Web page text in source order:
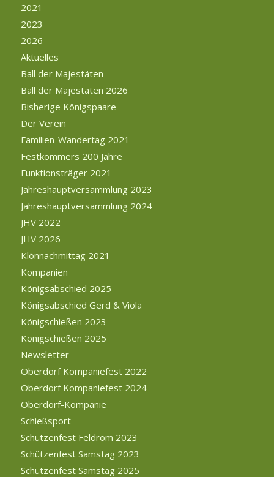
2021
2023
2026
Aktuelles
Ball der Majestäten
Ball der Majestäten 2026
Bisherige Königspaare
Der Verein
Familien-Wandertag 2021
Festkommers 200 Jahre
Funktionsträger 2021
Jahreshauptversammlung 2023
Jahreshauptversammlung 2024
JHV 2022
JHV 2026
Klönnachmittag 2021
Kompanien
Königsabschied 2025
Königsabschied Gerd & Viola
Königschießen 2023
Königschießen 2025
Newsletter
Oberdorf Kompaniefest 2022
Oberdorf Kompaniefest 2024
Oberdorf-Kompanie
Schießsport
Schützenfest Feldrom 2023
Schützenfest Samstag 2023
Schützenfest Samstag 2025